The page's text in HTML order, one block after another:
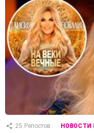
25 Репостов НОВОСТИ